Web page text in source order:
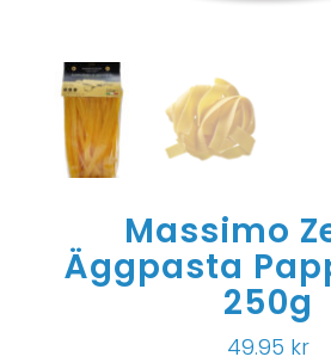
Massimo
Äggpasta
250g
49.95 kr